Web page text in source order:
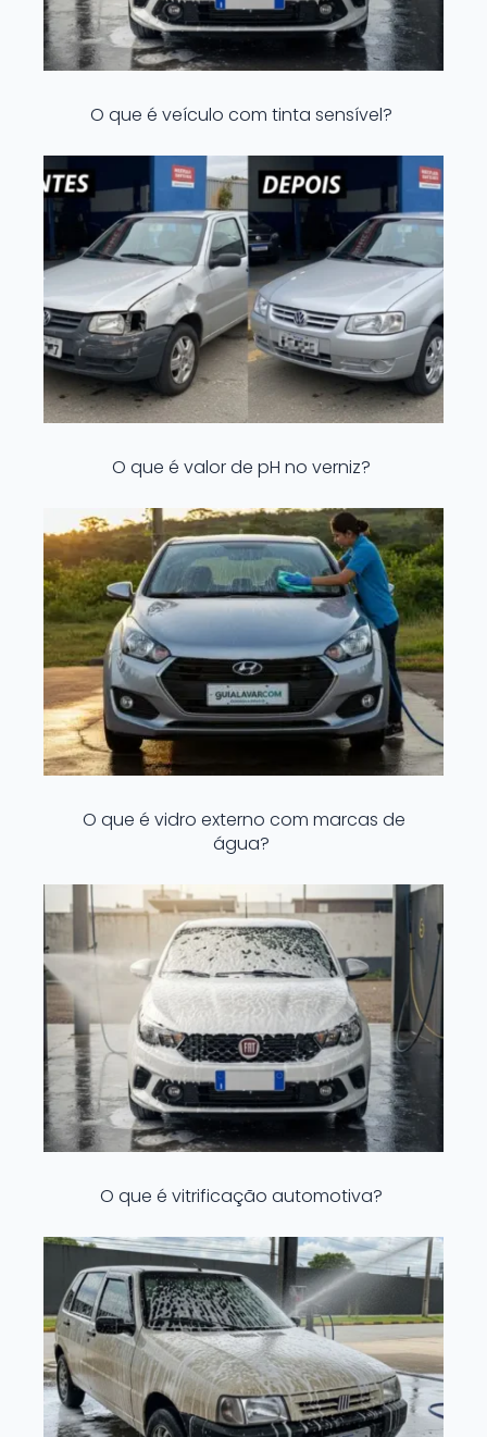
O que é veículo com tinta sensível?
O que é valor de pH no verniz?
O que é vidro externo com marcas de
água?
O que é vitrificação automotiva?